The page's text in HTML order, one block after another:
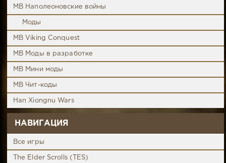
MB Наполеоновские войны
Моды
MB Viking Conquest
MB Моды в разработке
MB Мини моды
MB Чит-коды
Han Xiongnu Wars
НАВИГАЦИЯ
Все игры
The Elder Scrolls (TES)